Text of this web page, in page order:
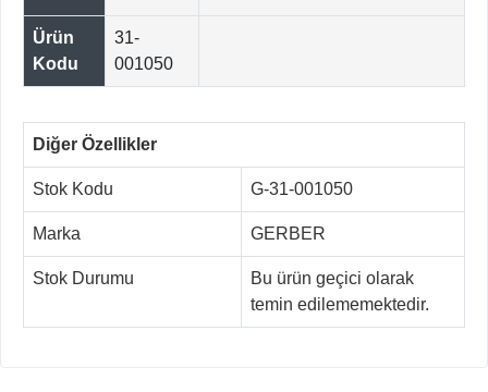
Ürün
Kodu
31-
001050
Diğer Özellikler
Stok Kodu G-31-001050
Marka GERBER
Stok Durumu
Bu ürün geçici olarak
temin edilememektedir.